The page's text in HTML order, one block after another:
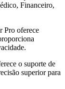
Financeiro,
Pro oferece
o suporte de
superior para